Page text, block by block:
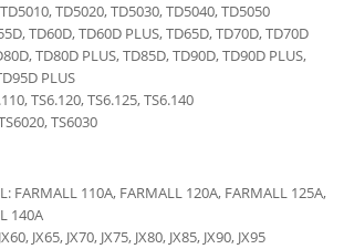
TD5020, TD5030, TD5040, TD5050
TD60D, TD60D PLUS, TD65D, TD70D, TD70D
TD80D PLUS, TD85D, TD90D, TD90D PLUS,
PLUS
TS6.120, TS6.125, TS6.140
TS6030
FARMALL 110A, FARMALL 120A, FARMALL 125A,
140A
JX65, JX70, JX75, JX80, JX85, JX90, JX95